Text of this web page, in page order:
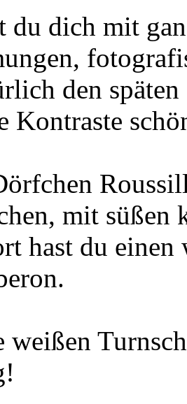
du dich mit
den
Kontraste
mit süßen
hast du